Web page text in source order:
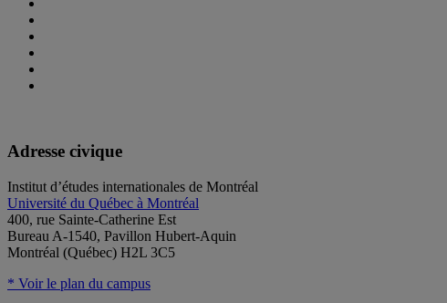
Adresse civique
Institut d’études internationales de Montréal
Université du Québec à Montréal
400, rue Sainte-Catherine Est
Bureau A-1540, Pavillon Hubert-Aquin
Montréal (Québec) H2L 3C5
* Voir le plan du campus